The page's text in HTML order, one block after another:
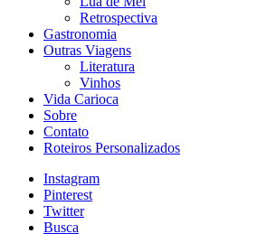
Retrospectiva
Gastronomia
Outras Viagens
Literatura
Vinhos
Vida Carioca
Sobre
Contato
Roteiros Personalizados
Instagram
Pinterest
Twitter
Busca